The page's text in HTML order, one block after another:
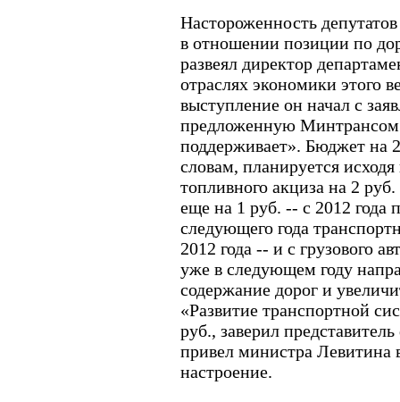
Настороженность
в отношении позиции по
развеял директор
отраслях экономики этого
выступление он начал с
предложенную
поддерживает». Бюджет на
словам, планируется
топливного акциза на 2
еще на 1 руб. -- с 2012 года
следующего года
2012 года -- и с грузового
уже в следующем году
содержание дорог и
«Развитие транспортной
руб., заверил
привел министра Левитина
настроение.